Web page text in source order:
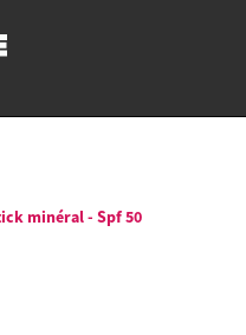
minéral - Spf 50